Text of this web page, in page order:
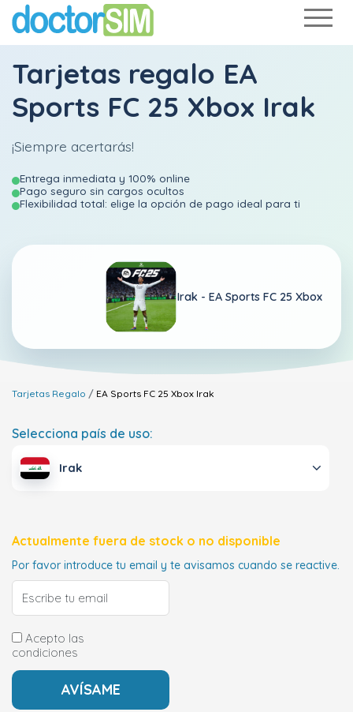
Tarjetas regalo EA
Sports FC 25 Xbox Irak
¡Siempre acertarás!
Entrega inmediata y 100% online
Pago seguro sin cargos ocultos
Flexibilidad total: elige la opción de pago ideal para ti
Irak - EA Sports FC 25 Xbox
Tarjetas Regalo EA Sports FC 25 Xbox Irak
Selecciona país de uso:
Irak
Actualmente fuera de stock o no disponible
Por favor introduce tu email y te avisamos cuando se reactive.
Acepto las
condiciones